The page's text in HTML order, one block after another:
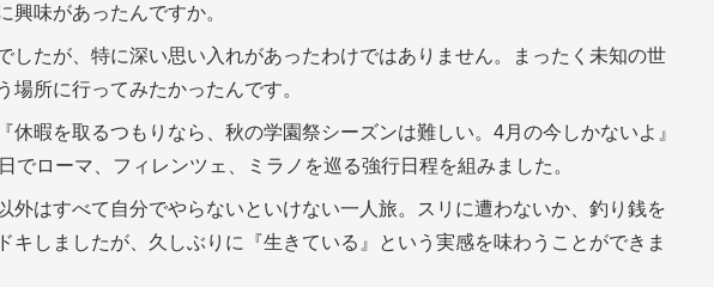
味があったんですか。
したが、特に深い思い入れがあったわけではありません。まったく未知の世
場所に行ってみたかったんです。
休暇を取るつもりなら、秋の学園祭シーズンは難しい。4月の今しかないよ』
でローマ、フィレンツェ、ミラノを巡る強行日程を組みました。
外はすべて自分でやらないといけない一人旅。スリに遭わないか、釣り銭を
キしましたが、久しぶりに『生きている』という実感を味わうことができま